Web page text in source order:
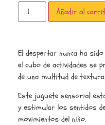
Añadir al
El despertar nunca ha
el cubo de actividades se
de una multitud de
Este juguete sensorial
y estimular los sentidos
movimientos del niño.